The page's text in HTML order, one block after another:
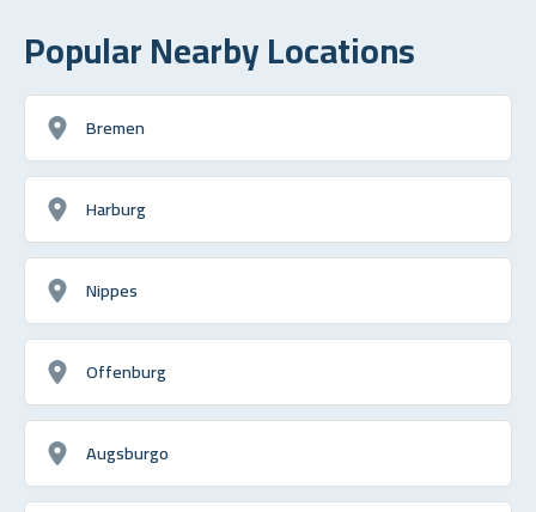
Popular Nearby Locations
Bremen
Harburg
Nippes
Offenburg
Augsburgo